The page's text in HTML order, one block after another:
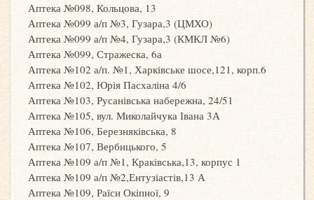
Аптека №098, Кольцова, 13
Аптека №099 а/п №3, Гузара,3 (ЦМХО)
Аптека №099 а/п №4, Гузара,3 (КМКЛ №6)
Аптека №099, Стражеска, 6а
Аптека №102 а/п. №1, Харківське шосе,121, корп.6
Аптека №102, Юрія Пасхаліна 4/6
Аптека №103, Русанівська набережна, 24/51
Аптека №105, вул. Миколайчука Івана 3А
Аптека №106, Березняківська, 8
Аптека №107, Вербицького, 5
Аптека №109 а/п №1, Краківська,13, корпус 1
Аптека №109 а/п №2,Ентузіастів,13 А
Аптека №109, Раїси Окіпної, 9